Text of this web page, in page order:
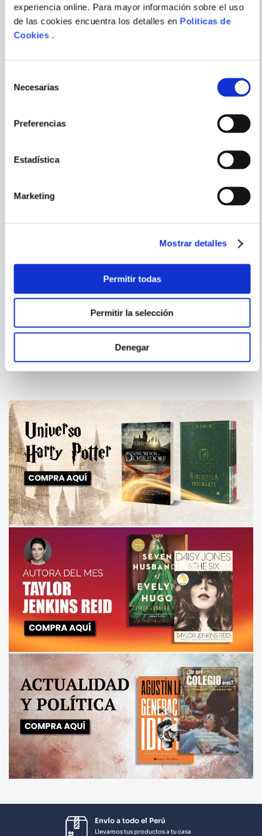
experiencia online. Para mayor información sobre el uso
de las cookies encuentra los detalles en Politicas de
Cookies.
Necesarias
Preferencias
Estadística
Marketing
Mostrar detalles
Permitir todas
Permitir la selección
Denegar
ERES?
PORQUE TAMBIÉN
SILVIA SERRELI
ERES?
VARIOS AUTORES
Envío a todo el Perú
Llevamos tus productos a tu casa